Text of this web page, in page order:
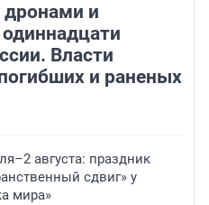
дронами и
Власти
и раненых
августа: праздник
сдвиг» у
мира»